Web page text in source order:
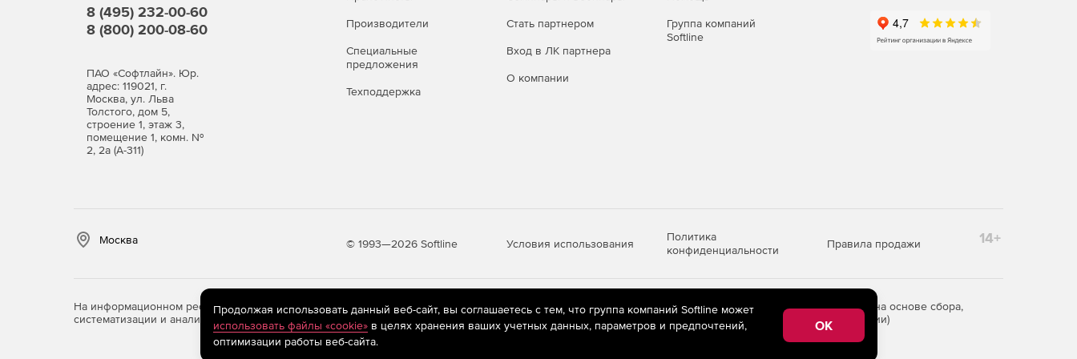
Виды лицензий
По числу защищаемых пользователей.
Программный продукт Dr.Web Mail Security Suite можно приобрести отдельно или в составе комплекса
Dr.Web Enterprise Security Suite. В последнем случае дополнительно лицензируется Центр управления
Dr.Web Enterprise Security Suite.
Антивирус + Центр управления
Антивирус + Антиспам + Центр управления
Также Dr.Web Mail SecuritySuite доступен в составе экономичных комплектов Dr.Web для малого и
8 (495) 232-00-60
8 (800) 200-08-60
ПАО «Софтлайн». Юр.
адрес: 119021, г.
Москва, ул. Льва
Толстого, дом 5,
строение 1, этаж 3,
помещение 1, комн. №
2, 2а (А-311)
Производители
Специальные
предложения
Техподдержка
Стать партнером
Вход в ЛК партнера
О компании
Группа компаний
Softline
Москва © 1993—2026 Softline Условия использования
Политика
конфиденциальности
Правила продажи 14+
На информационном ресурсе store.softline.ru применяютсярекомендательные технологии(информационные технологии предоставления информации на основе сбора,
систематизации и анализа сведений, относящихся к предпочтениям пользователей сети «Интернет», находящихся на территории Российской Федерации)
Продолжая использовать данный веб-сайт, вы соглашаетесь с тем, что группа компаний Softline может
использовать файлы «cookie»в целях хранения ваших учетных данных, параметров и предпочтений,
оптимизации работы веб-сайта.
OK